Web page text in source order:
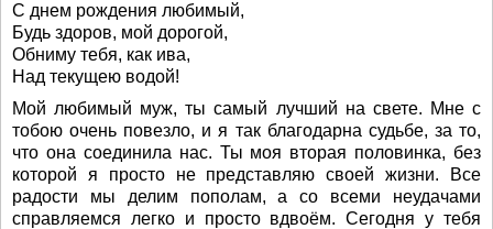
С днем рождения любимый,
Будь здоров, мой дорогой,
Обниму тебя, как ива,
Над текущею водой!
Мой любимый муж, ты самый лучший на свете. Мне с
тобою очень повезло, и я так благодарна судьбе, за то,
что она соединила нас. Ты моя вторая половинка, без
которой я просто не представляю своей жизни. Все
радости мы делим пополам, а со всеми неудачами
справляемся легко и просто вдвоём. Сегодня у тебя